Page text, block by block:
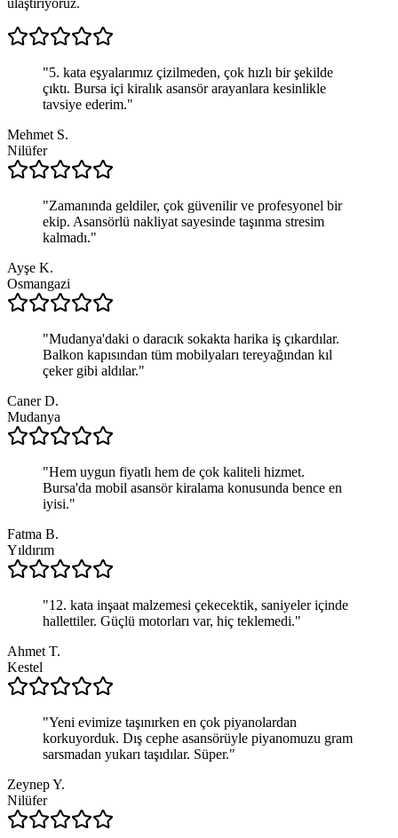
"5. kata eşyalarımız çizilmeden, çok hızlı bir şekilde
çıktı. Bursa içi kiralık asansör arayanlara kesinlikle
tavsiye ederim."
Mehmet S.
Nilüfer
"Zamanında geldiler, çok güvenilir ve profesyonel bir
ekip. Asansörlü nakliyat sayesinde taşınma stresim
kalmadı."
Ayşe K.
Osmangazi
"Mudanya'daki o daracık sokakta harika iş çıkardılar.
Balkon kapısından tüm mobilyaları tereyağından kıl
çeker gibi aldılar."
Caner D.
Mudanya
"Hem uygun fiyatlı hem de çok kaliteli hizmet.
Bursa'da mobil asansör kiralama konusunda bence en
iyisi."
Fatma B.
Yıldırım
"12. kata inşaat malzemesi çekecektik, saniyeler içinde
hallettiler. Güçlü motorları var, hiç teklemedi."
Ahmet T.
Kestel
"Yeni evimize taşınırken en çok piyanolardan
korkuyorduk. Dış cephe asansörüyle piyanomuzu gram
sarsmadan yukarı taşıdılar. Süper."
Zeynep Y.
Nilüfer